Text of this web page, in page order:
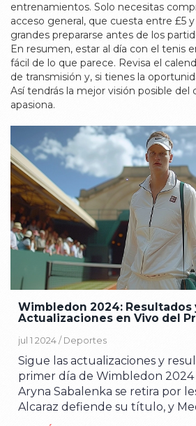
entrenamientos. Solo necesitas
acceso general, que cuesta entre £5 y
grandes prepararse antes de los
En resumen, estar al día con el tenis
fácil de lo que parece. Revisa el
de transmisión y, si tienes la
Así tendrás la mejor visión posible
apasiona.
Wimbledon 2024: Resultados
Actualizaciones en Vivo del
jul 1 2024 / Deportes
Sigue las actualizaciones y
primer día de Wimbledon 2024
Aryna Sabalenka se retira por
Alcaraz defiende su título, y
Berrettini ganan sus primeros